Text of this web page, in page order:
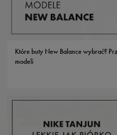
Które buty New Balance wybrać?
modeli